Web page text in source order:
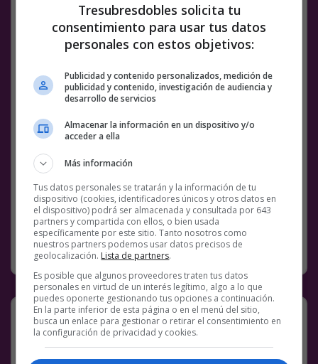
Facebook
Twitter
WhatsApp
Gmail
Link
BS18 RANDOM REDES SOCIALES TWEET TWITTER
1 COMENTARIO
SIN CATEGORÍA 28 NOVIEMBRE, 2018
El turco me recuerda al Murciano:
Tweet]
Tresubresdobles solicita tu
consentimiento para usar tus datos
personales con estos objetivos:
Publicidad y contenido personalizados, medición de
publicidad y contenido, investigación de audiencia y
desarrollo de servicios
Almacenar la información en un dispositivo y/o
acceder a ella
Más información
Tus datos personales se tratarán y la información de tu
dispositivo (cookies, identificadores únicos y otros datos en
el dispositivo) podrá ser almacenada y consultada por 643
partners y compartida con ellos, o bien usada
específicamente por este sitio. Tanto nosotros como
nuestros partners podemos usar datos precisos de
geolocalización. Lista de partners.
Es posible que algunos proveedores traten tus datos
personales en virtud de un interés legítimo, algo a lo que
puedes oponerte gestionando tus opciones a continuación.
En la parte inferior de esta página o en el menú del sitio,
busca un enlace para gestionar o retirar el consentimiento en
la configuración de privacidad y cookies.